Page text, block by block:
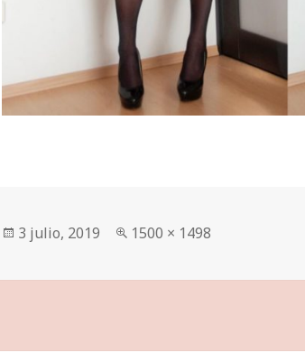
Publicado
3 julio, 2019
Tamaño
1500 × 1498